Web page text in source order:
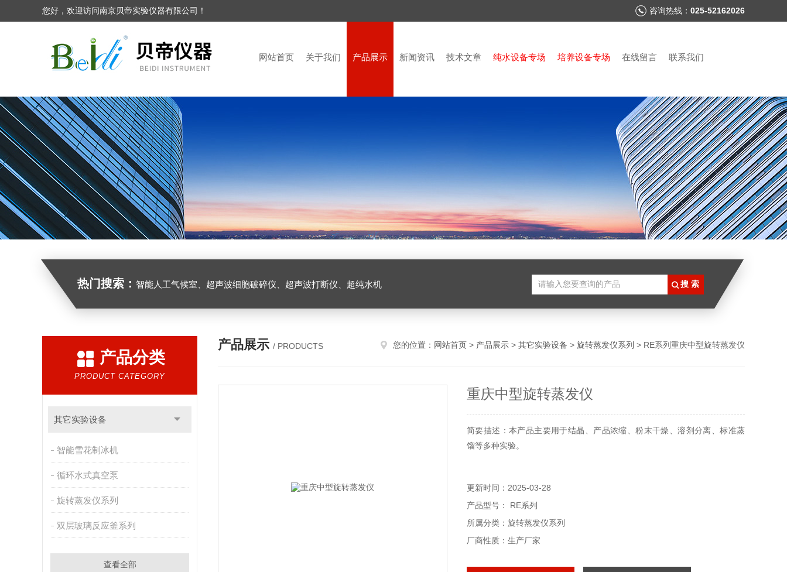
您好，欢迎访问南京贝帝实验仪器有限公司！ 咨询热线： 025-52162026
网站首页 关于我们 产品展示 新闻资讯 技术文章 纯水设备专场 培养设备专场 在线留言 联系我们
热门搜索： 智能人工气候室、超声波细胞破碎仪、超声波打断仪、超纯水机
产品分类
PRODUCT CATEGORY
其它实验设备
智能雪花制冰机
循环水式真空泵
旋转蒸发仪系列
双层玻璃反应釜系列
查看全部
产品展示 / PRODUCTS 您的位置： 网站首页 > 产品展示 > 其它实验设备 > 旋转蒸发仪系列 > RE系列重庆中型旋转蒸发仪
重庆中型旋转蒸发仪
简要描述：本产品主要用于结晶、产品浓缩、粉末干燥、溶剂分离、标准蒸
馏等多种实验。
更新时间：2025-03-28
产品型号： RE系列
所属分类：旋转蒸发仪系列
厂商性质：生产厂家